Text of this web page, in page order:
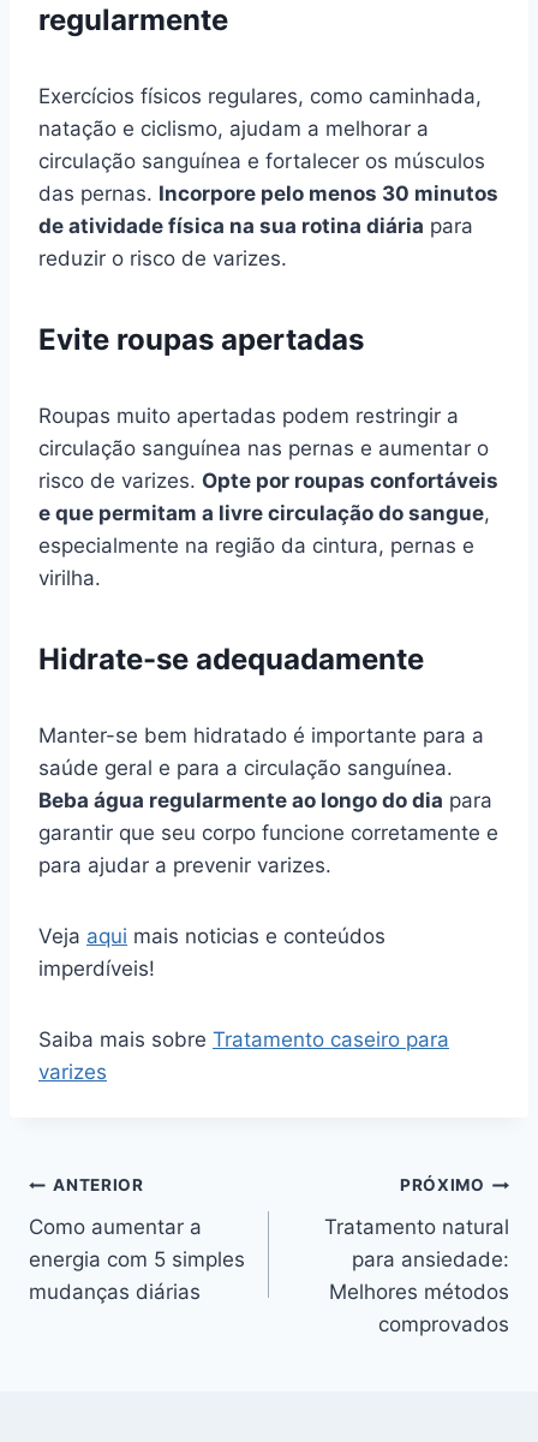
regularmente
Exercícios físicos regulares, como caminhada,
natação e ciclismo, ajudam a melhorar a
circulação sanguínea e fortalecer os músculos
das pernas. Incorpore pelo menos 30 minutos
de atividade física na sua rotina diária para
reduzir o risco de varizes.
Evite roupas apertadas
Roupas muito apertadas podem restringir a
circulação sanguínea nas pernas e aumentar o
risco de varizes. Opte por roupas confortáveis
e que permitam a livre circulação do sangue,
especialmente na região da cintura, pernas e
virilha.
Hidrate-se adequadamente
Manter-se bem hidratado é importante para a
saúde geral e para a circulação sanguínea.
Beba água regularmente ao longo do dia para
garantir que seu corpo funcione corretamente e
para ajudar a prevenir varizes.
Veja aqui mais noticias e conteúdos
imperdíveis!
Saiba mais sobre Tratamento caseiro para
varizes
Navegação
de
Post
ANTERIOR
Como aumentar a
energia com 5 simples
mudanças diárias
PRÓXIMO
Tratamento natural
para ansiedade:
Melhores métodos
comprovados